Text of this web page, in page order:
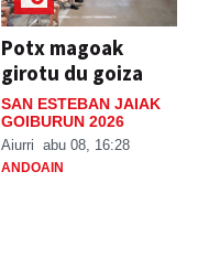
Potx magoak
girotu du goiza
SAN ESTEBAN JAIAK
GOIBURUN 2026
Aiurri abu 08, 16:28
ANDOAIN